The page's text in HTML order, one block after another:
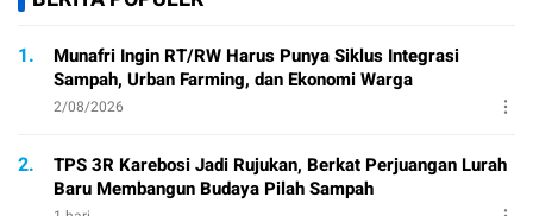
1.
Munafri Ingin RT/RW Harus Punya Siklus Integrasi
Sampah, Urban Farming, dan Ekonomi Warga
2/08/2026
2.
TPS 3R Karebosi Jadi Rujukan, Berkat Perjuangan Lurah
Baru Membangun Budaya Pilah Sampah